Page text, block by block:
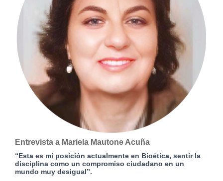
Entrevista a Mariela Mautone Acuña
“Esta es mi posición actualmente en Bioética, sentir la
disciplina como un compromiso ciudadano en un
mundo muy desigual”.